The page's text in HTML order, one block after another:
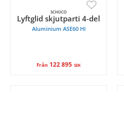
SCHÜCO
Lyftglid skjutparti 4-del
Aluminium ASE60 HI
Från 122 895 SEK